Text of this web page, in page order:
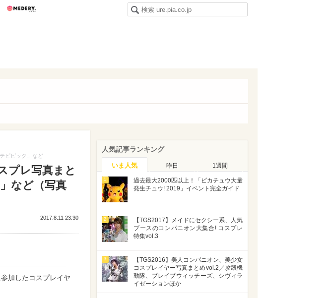
うまい肉
ピピック」など
プレ写真まと
など（写真
2017.8.11 23:30
加したコスプレイヤ
人気記事ランキング
いま人気 昨日 1週間
1
過去最大2000匹以上！「ピカチュウ大量
発生チュウ! 2019」イベント完全ガイド
2
【TGS2017】メイドにセクシー系、人気
ブースのコンパニオン大集合! コスプレ
特集vol.3
3
【TGS2016】美人コンパニオン、美少女
コスプレイヤー写真まとめvol.2／攻殻機
動隊、ブレイブウィッチーズ、シヴィラ
イゼーションほか